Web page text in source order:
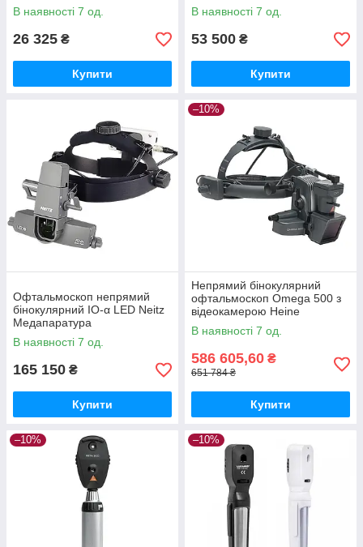
В наявності 7 од.
26 325 ₴
Купити
В наявності 7 од.
53 500 ₴
Купити
Офтальмоскоп непрямий
бінокулярний IO-α LED Neitz
Медапаратура
В наявності 7 од.
165 150 ₴
Купити
–10%
Непрямий бінокулярний
офтальмоскоп Omega 500 з
відеокамерою Heine
Медапаратура
В наявності 7 од.
586 605,60 ₴
651 784 ₴
Купити
–10% –10%